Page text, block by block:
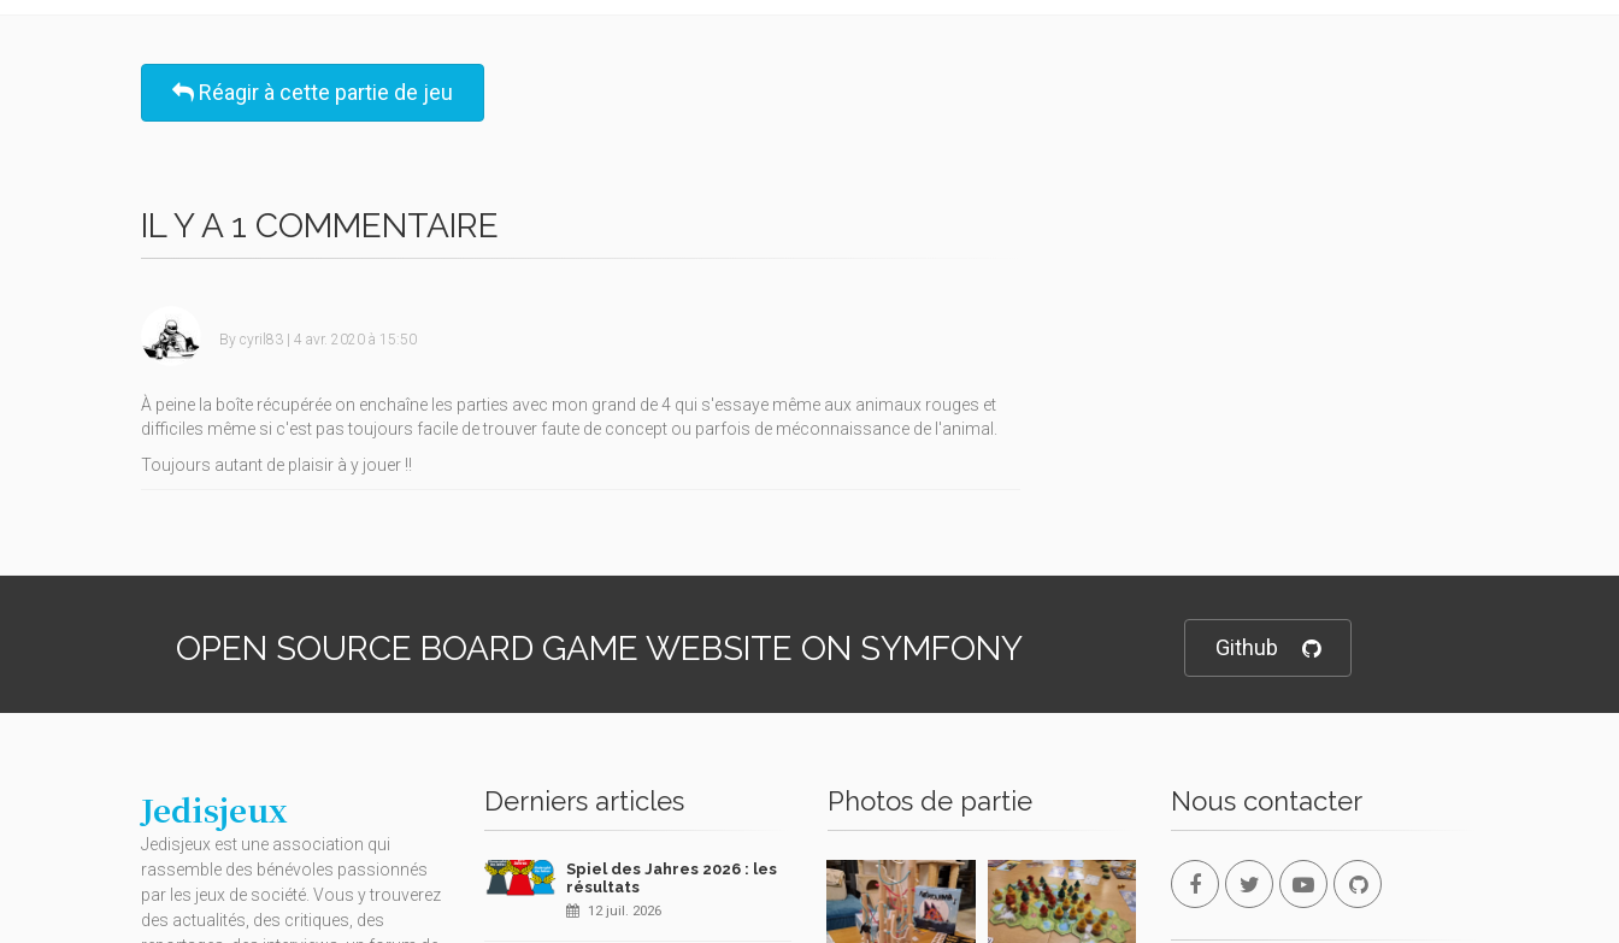
Réagir à cette partie de jeu
IL Y A 1 COMMENTAIRE
By cyril83 | 4 avr. 2020 à 15:50
À peine la boîte récupérée on enchaîne les parties avec mon grand de 4 qui s'essaye même aux animaux rouges et
difficiles même si c'est pas toujours facile de trouver faute de concept ou parfois de méconnaissance de l'animal.
Toujours autant de plaisir à y jouer !!
OPEN SOURCE BOARD GAME WEBSITE ON SYMFONY Github
Jedisjeux
Jedisjeux est une association qui
rassemble des bénévoles passionnés
par les jeux de société. Vous y trouverez
des actualités, des critiques, des
Derniers articles
Spiel des Jahres 2026 : les
résultats
12 juil. 2026
Photos de partie Nous contacter